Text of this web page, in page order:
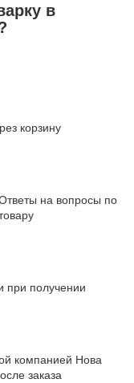
в
корзину
на вопросы по
при получении
компанией Нова
заказа